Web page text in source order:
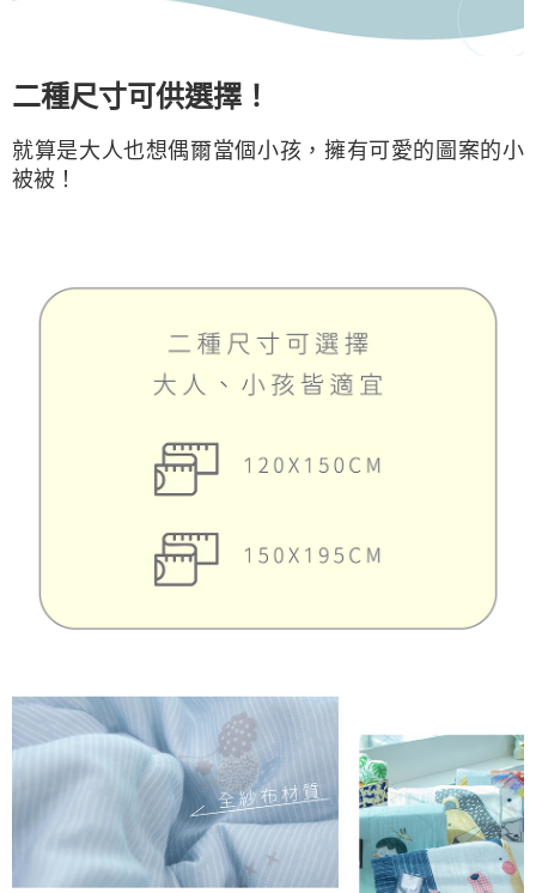
二種尺寸可供選擇！
就算是大人也想偶爾當個小孩，擁有可愛的圖案的小
被被！